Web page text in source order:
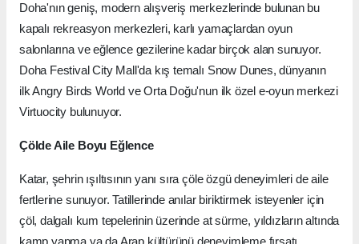
Doha'nın geniş, modern alışveriş merkezlerinde bulunan bu
kapalı rekreasyon merkezleri, karlı yamaçlardan oyun
salonlarına ve eğlence gezilerine kadar birçok alan sunuyor.
Doha Festival City Mall'da kış temalı Snow Dunes, dünyanın
ilk Angry Birds World ve Orta Doğu'nun ilk özel e-oyun merkezi
Virtuocity bulunuyor.
Çölde Aile Boyu Eğlence
Katar, şehrin ışıltısının yanı sıra çöle özgü deneyimleri de aile
fertlerine sunuyor. Tatillerinde anılar biriktirmek isteyenler için
çöl, dalgalı kum tepelerinin üzerinde at sürme, yıldızların altında